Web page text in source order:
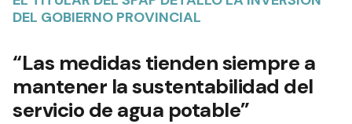
DEL GOBIERNO PROVINCIAL
“Las medidas tienden siempre a
mantener la sustentabilidad del
servicio de agua potable”